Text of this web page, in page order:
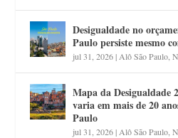
Desigualdade no
Paulo persiste mesmo
jul 31, 2026| Alô São Paulo ,
Mapa da Desigualdade
varia em mais de 20
Paulo
jul 31, 2026| Alô São Paulo ,